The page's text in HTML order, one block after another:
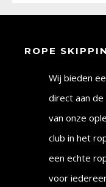
ROPE
Wij bieden
direct aan
van onze
club in het
een echte
voor